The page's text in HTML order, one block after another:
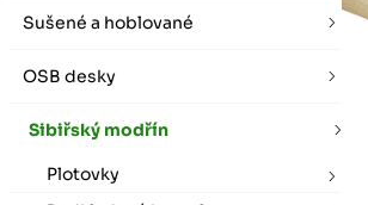
Sušené a hoblované
OSB desky
Sibiřský modřín
Plotovky
Letní otevírací doba (březen - říjen)